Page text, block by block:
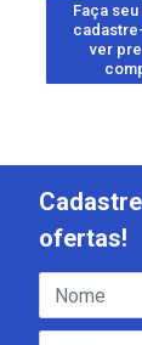
Faça
ver
ofertas!